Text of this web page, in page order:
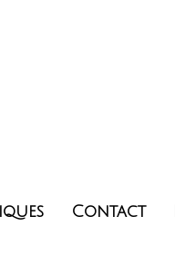
Contact